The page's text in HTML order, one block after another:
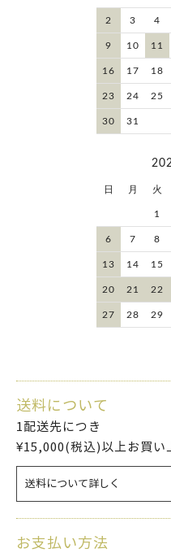
2 3 4
9 10 11
16 17 18
23 24 25
30 31
日 月 火
1
6 7 8
13 14 15
20 21 22
27 28 29
送料について
1配送先につき
¥15,000(税込)以上お買い
送料について詳しく
お支払い方法